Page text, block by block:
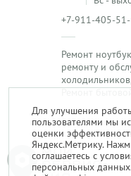
+7-911-405-
Ремонт
ремонту и
Ремонт
Для улучшения
пользователями мы
оценки
Яндекс.Метрику.
соглашаетесь с
персональных